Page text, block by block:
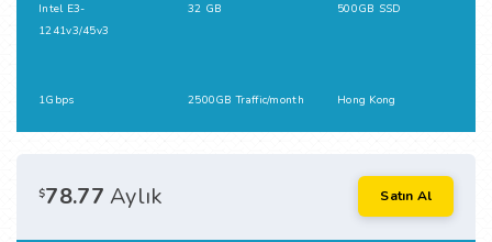
Intel E3-
1241v3/45v3
32 GB 500GB SSD
1Gbps 2500GB Traffic/month Hong Kong
$78.77Aylık Satın Al